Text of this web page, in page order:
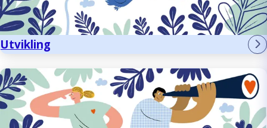
Utvikling